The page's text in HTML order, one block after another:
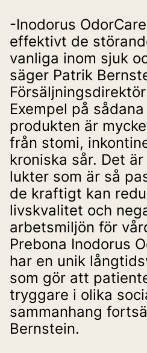
-Inodorus
effektivt de
vanliga inom sjuk
säger Patrik
Exempel på
produkten är
från stomi,
kroniska sår. Det
lukter som är så
de kraftigt kan
livskvalitet och
arbetsmiljön för
Prebona Inodorus
har en unik
som gör att
tryggare i olika
sammanhang
Bernstein.